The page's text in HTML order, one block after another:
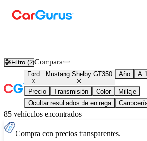
Filtro (2)Compara
Ford Mustang Shelby GT350 Año A
Precio Transmisión Color
Millaje
Ocultar resultados de entrega
85 vehículos encontrados
Compra con precios transparentes.